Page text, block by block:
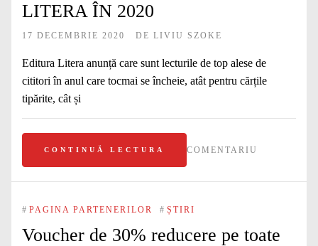
LITERA ÎN 2020
17 DECEMBRIE 2020 DE LIVIU SZOKE
Editura Litera anunță care sunt lecturile de top alese de
cititori în anul care tocmai se încheie, atât pentru cărțile
tipărite, cât și
CONTINUĂ LECTURA COMENTARIU
# PAGINA PARTENERILOR # ȘTIRI
Voucher de 30% reducere pe toate